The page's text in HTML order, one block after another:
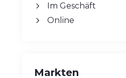
Im Geschäft
Online
Markten